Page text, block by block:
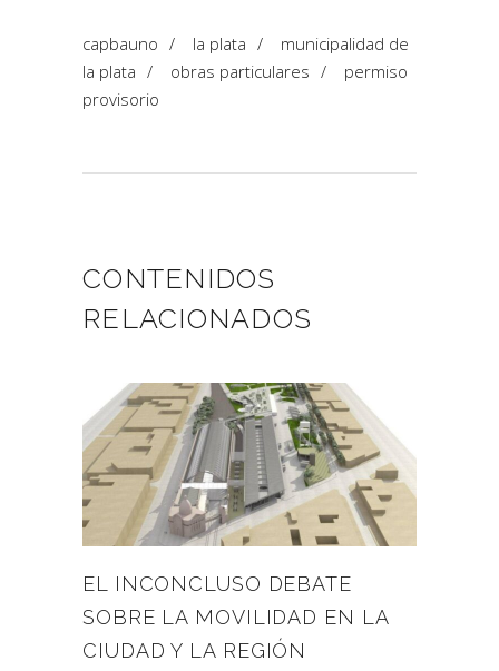
capbauno / la plata /
municipalidad de
la plata / obras particulares /
permiso
provisorio
CONTENIDOS
RELACIONADOS
EL INCONCLUSO DEBATE
SOBRE LA MOVILIDAD EN LA
CIUDAD Y LA REGIÓN